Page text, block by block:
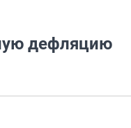
дефляцию